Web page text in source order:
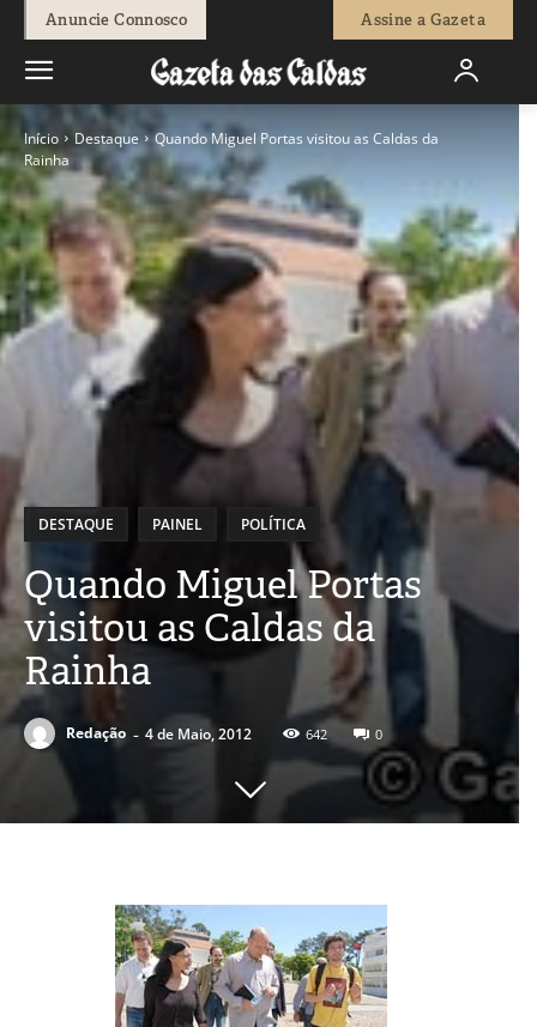
Anuncie Connosco Assine a Gazeta
Início Destaque
Quando Miguel Portas visitou as Caldas da
Rainha
DESTAQUE PAINEL POLÍTICA
Quando Miguel Portas
visitou as Caldas da
Rainha
Redação - 4 de Maio, 2012 642 0